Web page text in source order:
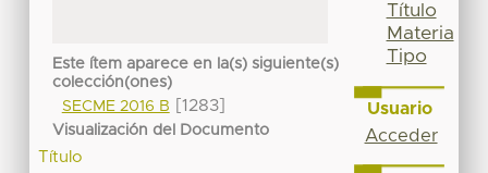
Este ítem aparece en la(s) siguiente(s)
colección(ones)
SECME 2016 B
[1283]
Visualización del Documento
Título
Título
Materia
Tipo
Usuario
Acceder